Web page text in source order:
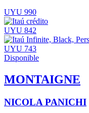
UYU 990
UYU 842
UYU 743
Disponible
MONTAIGNE
NICOLA PANICHI